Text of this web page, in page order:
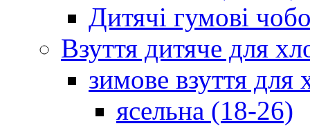
Дитячі гумові
Взуття дитяче для
зимове взуття для
ясельна (18-26)